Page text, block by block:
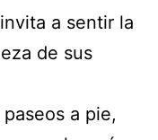
a sentir la
de sus
a pie,